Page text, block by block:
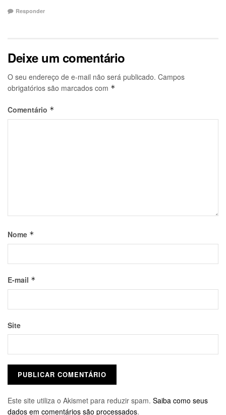
Responder
Deixe um comentário
O seu endereço de e-mail não será publicado. Campos
obrigatórios são marcados com *
Comentário *
Nome *
E-mail *
Site
Este site utiliza o Akismet para reduzir spam. Saiba como seus
dados em comentários são processados.